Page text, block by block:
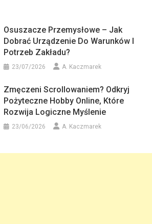
Osuszacze Przemysłowe – Jak
Dobrać Urządzenie Do Warunków I
Potrzeb Zakładu?
23/07/2026 A. Kaczmarek
Zmęczeni Scrollowaniem? Odkryj
Pożyteczne Hobby Online, Które
Rozwija Logiczne Myślenie
23/06/2026 A. Kaczmarek